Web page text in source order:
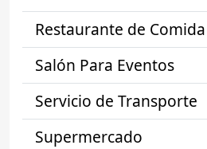
Restaurante de
Salón Para Eventos
Servicio de Transporte
Supermercado